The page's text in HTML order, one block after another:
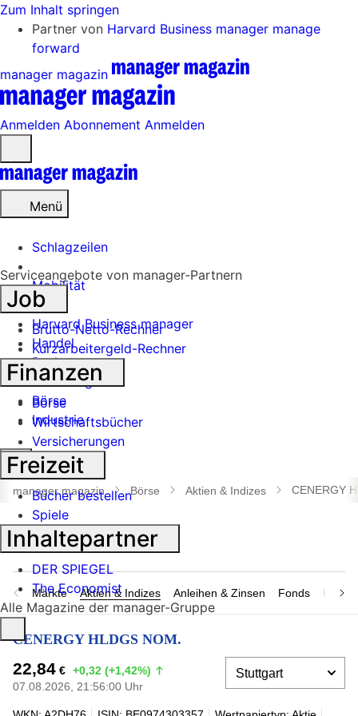
Zum Inhalt springen
Partner von Harvard Business manager manage
forward
manager magazin
Anmelden Abonnement Anmelden
öffnen
Menü
Schlagzeilen
Mobilität
Tech
Harvard Business manager
Handel
Banken
Geldanlage
Börse
Industrie
Suche
öffnen
manager magazin Börse Aktien & Indizes CENERGY
Märkte Aktien & Indizes Anleihen & Zinsen Fonds
CENERGY HLDGS NOM.
22,84 € +0,32 (+1,42%)
07.08.2026, 21:56:00 Uhr
Serviceangebote von manager-Partnern
Job
Brutto-Netto-Rechner
Kurzarbeitergeld-Rechner
Finanzen
Börse
Wirtschaftsbücher
Versicherungen
Freizeit
Bücher bestellen
Spiele
Inhaltepartner
DER SPIEGEL
The Economist
Alle Magazine der manager-Gruppe